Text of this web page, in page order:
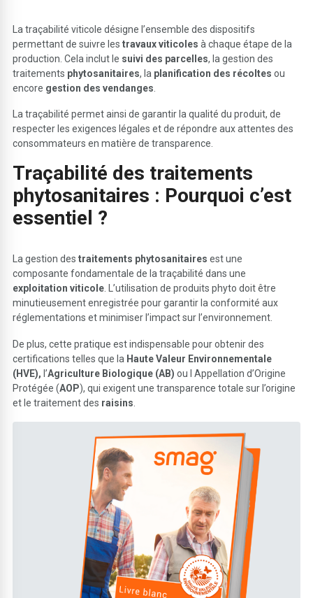
La traçabilité viticole désigne l’ensemble des dispositifs
permettant de suivre lestravaux viticoles à chaque étape de la
production. Cela inclut le suivi des parcelles, la gestion des
traitements phytosanitaires, la planification des récoltes ou
encore gestion des vendanges.
La traçabilité permet ainsi de garantir la qualité du produit, de
respecter les exigences légales et de répondre aux attentes des
consommateurs en matière de transparence.
Traçabilité des traitements
phytosanitaires : Pourquoi c’est
essentiel ?
La gestion destraitements phytosanitaires est une
composante fondamentale de la traçabilité dans une
exploitation viticole. L’utilisation de produits phyto doit être
minutieusement enregistrée pour garantir la conformité aux
réglementations et minimiser l’impact sur l’environnement.
De plus, cette pratique est indispensable pour obtenir des
certifications telles que la Haute Valeur Environnementale
(HVE), l’Agriculture Biologique (AB) ou l Appellation d’Origine
Protégée (AOP), qui exigent une transparence totale sur l’origine
et le traitement des raisins